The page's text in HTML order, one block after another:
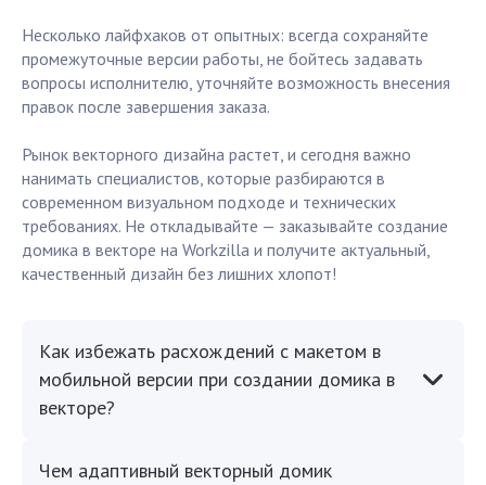
Несколько лайфхаков от опытных: всегда сохраняйте
промежуточные версии работы, не бойтесь задавать
вопросы исполнителю, уточняйте возможность внесения
правок после завершения заказа.
Рынок векторного дизайна растет, и сегодня важно
нанимать специалистов, которые разбираются в
современном визуальном подходе и технических
требованиях. Не откладывайте — заказывайте создание
домика в векторе на Workzilla и получите актуальный,
качественный дизайн без лишних хлопот!
Как избежать расхождений с макетом в
мобильной версии при создании домика в
векторе?
Чем адаптивный векторный домик